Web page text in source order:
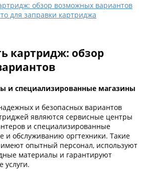
машины
обзор возможных вариантов
для заправки картриджа
картридж: обзор
и специализированные магазины
и безопасных вариантов
являются сервисные центры
и специализированные
и обслуживанию оргтехники. Такие
опытный персонал, используют
материалы и гарантируют
услуги.